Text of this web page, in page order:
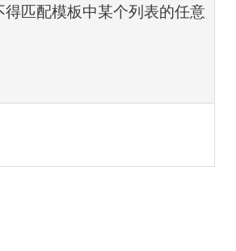
得匹配模板中某个列表的任意